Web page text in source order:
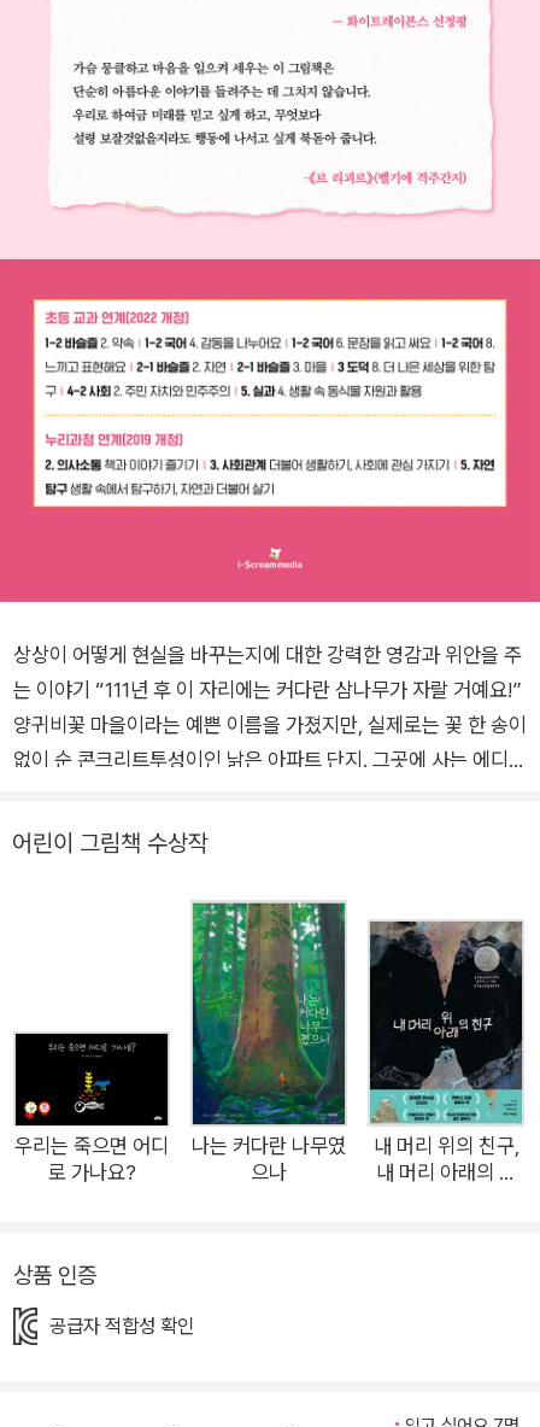
상상이 어떻게 현실을 바꾸는지에 대한 강력한 영감과 위안을 주
는 이야기 “111년 후 이 자리에는 커다란 삼나무가 자랄 거예요!”
양귀비꽃 마을이라는 예쁜 이름을 가졌지만, 실제로는 꽃 한 송이
없이 순 콘크리트투성이인 낡은 아파트 단지. 그곳에 사는 에디트
입히는 상상 놀이를 즐깁니다. 공룡 티라노사우루스가 간식거리
럼 말이지요. 아빠의 다정한 이야기 덕분에 회색빛 동네는 과거와
현재가 뒤섞인 신나는 모험의 공간이 됩니다. 아빠의 말을 듣기만
하던 어느 날, 늘 장난스럽게 이어지던 상상 놀이는 에디트의 한
마디로 새로운 방향으로 나아가게 됩니다. 에디트가 잔디밭의 똥
을 가리키며 먼 미래 이 자리에 커다란 삼나무가 자랄 것이라는
당찬 예언을 건넨 것입니다. 아빠 바시르는 에디트의 이야기를 절
대로 웃어넘기지 않습니다. 그는 딸의 상상이 현실이 되도록 기꺼
이 나서 보기로 합니다. 작은 씨앗 하나가 이웃의 쉼터가 되고, 마
침내 숲의 도시가 되기까지 잘 알지 못하는 아이를 위해 어른들의
심은 삼나무 씨앗은 시간이 흐르며 조금씩 자랍니다. 처음에는 그
저 작은 나무에 불과했지만 그 곁에 벤치가 놓이면서 점차 주민들
이 서로 비밀을 나누고, 미안했던 마음을 전하고, 따뜻한 이야기
어린이 그림책 수상작
우리는 죽으면 어디
로 가나요?
나는 커다란 나무였
으나
내 머리 위의 친구,
내 머리 아래의 친
상품 인증
공급자 적합성 확인